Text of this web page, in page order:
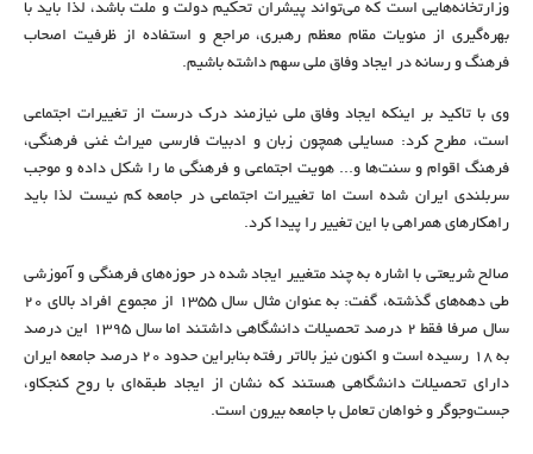
وزارتخانه‌هایی است که می‌تواند پیشران تحکیم دولت و ملت باشد، لذا باید با
بهره‌گیری از منویات مقام معظم رهبری، مراجع و استفاده از ظرفیت اصحاب
فرهنگ و رسانه در ایجاد وفاق ملی سهم داشته باشیم.
وی با تاکید بر اینکه ایجاد وفاق ملی نیازمند درک درست از تغییرات اجتماعی
است، مطرح کرد: مسایلی همچون زبان و ادبیات فارسی میراث غنی فرهنگی،
فرهنگ اقوام و سنت‌ها و... هویت اجتماعی و فرهنگی ما را شکل داده و موجب
سربلندی ایران شده است اما تغییرات اجتماعی در جامعه کم نیست لذا باید
راهکارهای همراهی با این تغییر را پیدا کرد.
صالح شریعتی با اشاره به چند متغییر ایجاد شده در حوزه‌های فرهنگی و آموزشی
طی دهه‌های گذشته، گفت: به عنوان مثال سال 1355 از مجموع افراد بالای 20
سال صرفا فقط 2 درصد تحصیلات دانشگاهی داشتند اما سال 1395 این درصد
به 18 رسیده است و اکنون نیز بالاتر رفته بنابراین حدود 20 درصد جامعه ایران
دارای تحصیلات دانشگاهی هستند که نشان از ایجاد طبقه‌ای با روح کنجکاو،
جست‌وجوگر و خواهان تعامل با جامعه بیرون است.